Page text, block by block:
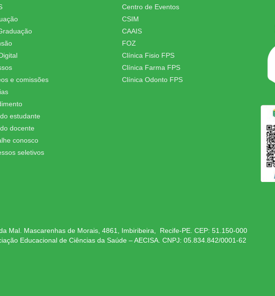
e comissões
estudante
docente
conosco
seletivos
Centro de Eventos
CSIM
CAAIS
FOZ
Clínica Fisio FPS
Clínica Farma FPS
Clínica Odonto FPS
Mal. Mascarenhas de Morais, 4861, Imbiribeira, Recife-PE. CEP: 51.150-000
Educacional de Ciências da Saúde – AECISA. CNPJ: 05.834.842/0001-62